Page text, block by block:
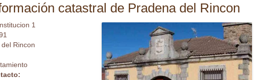
catastral de Pradena del Rincon
1
Rincon